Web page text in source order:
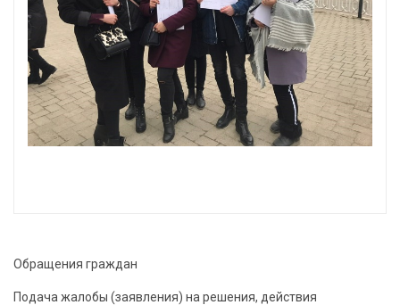
Обращения граждан
Подача жалобы (заявления) на решения, действия